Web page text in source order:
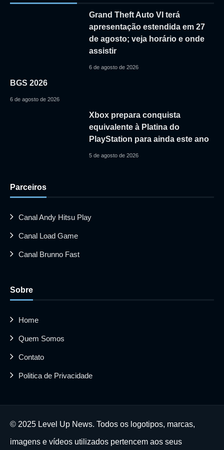
Grand Theft Auto VI terá
apresentação estendida em 27
de agosto; veja horário e onde
assistir
6 de agosto de 2026
BGS 2026
6 de agosto de 2026
Xbox prepara conquista
equivalente à Platina do
PlayStation para ainda este ano
5 de agosto de 2026
Parceiros
Canal Andy Hitsu Play
Canal Load Game
Canal Brunno Fast
Sobre
Home
Quem Somos
Contato
Politica de Privacidade
© 2025 Level Up News. Todos os logotipos, marcas,
imagens e vídeos utilizados pertencem aos seus